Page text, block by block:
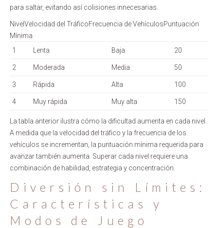
para saltar, evitando así colisiones innecesarias.
NivelVelocidad del TráficoFrecuencia de VehículosPuntuación
Mínima
1
Lenta Baja 20
2 Moderada Media 50
3 Rápida Alta 100
4 Muy rápida Muy alta 150
La tabla anterior ilustra cómo la dificultad aumenta en cada nivel.
A medida que la velocidad del tráfico y la frecuencia de los
vehículos se incrementan, la puntuación mínima requerida para
avanzar también aumenta. Superar cada nivel requiere una
combinación de habilidad, estrategia y concentración.
Diversión sin Límites:
Características y
Modos de Juego